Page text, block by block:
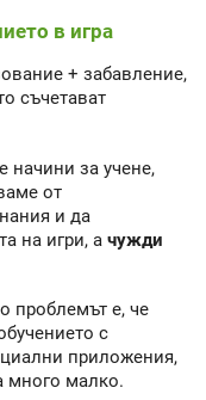
в игра
+ забавление,
съчетават
начини за учене,
от
и да
на игри, а чужди
проблемът е, че
с
приложения,
много малко.